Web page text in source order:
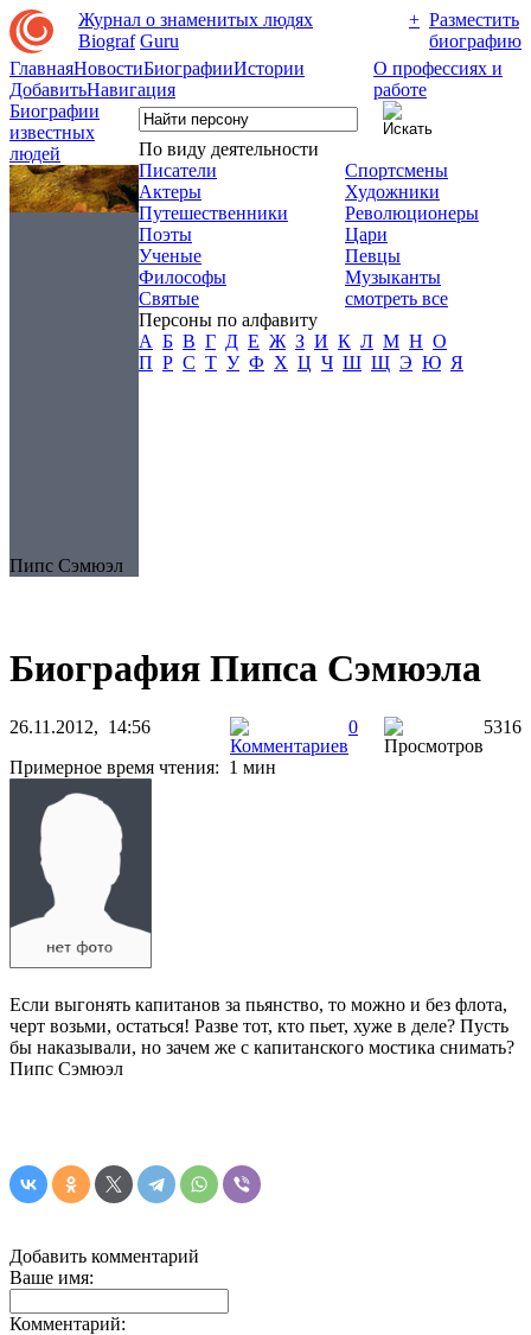
Журнал о знаменитых людях
Biograf Guru
+ Разместить
биографию
ГлавнаяНовостиБиографииИстории
ДобавитьНавигация
О профессиях и
работе
Биографии
известных
людей
Пипс Сэмюэл
По виду деятельности
Писатели
Актеры
Путешественники
Поэты
Ученые
Философы
Святые
Спортсмены
Художники
Революционеры
Цари
Певцы
Музыканты
смотреть все
Персоны по алфавиту
А Б В Г Д Е Ж З И К Л М Н О
П Р С Т У Ф Х Ц Ч Ш Щ Э Ю Я
Биография Пипса Сэмюэла
26.11.2012, 14:56 0
5316
Примерное время чтения: 1 мин
Если выгонять капитанов за пьянство, то можно и без флота,
черт возьми, остаться! Разве тот, кто пьет, хуже в деле? Пусть
бы наказывали, но зачем же с капитанского мостика снимать?
Пипс Сэмюэл
Добавить комментарий
Ваше имя:
Комментарий: